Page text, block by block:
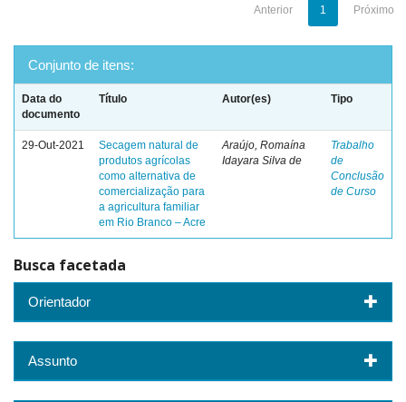
Anterior 1 Próximo
Conjunto de itens:
Data do
documento
Título Autor(es) Tipo
29-Out-2021
Secagem natural de
produtos agrícolas
como alternativa de
comercialização para
a agricultura familiar
em Rio Branco – Acre
Araújo, Romaína
Idayara Silva de
Trabalho
de
Conclusão
de Curso
Busca facetada
Orientador
Assunto